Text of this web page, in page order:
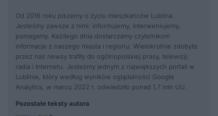
Od 2016 roku piszemy o życiu mieszkańców Lublina.
Jesteśmy zawsze z nimi: informujemy, interweniujemy,
pomagamy. Każdego dnia dostarczamy czytelnikom
informacje z naszego miasta i regionu. Wielokrotnie zdobyte
przez nas newsy trafiły do ogólnopolskiej prasy, telewizji,
radia i Internetu. Jesteśmy jednym z największych portali w
Lublinie, który według wyników oglądalności Google
Analytics, w marcu 2022 r. odwiedziło ponad 1,7 mln UU.
Pozostałe teksty autora